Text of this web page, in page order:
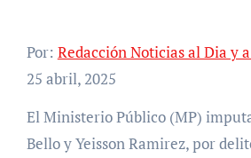
Por: Redacción Noticias al Dia y
25 abril, 2025
El Ministerio Público (MP) imputará a Jeiranyela
Bello y Yeisson Ramirez, por